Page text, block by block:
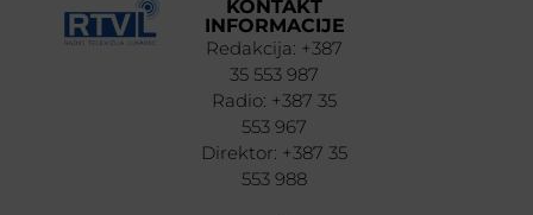
KONTAKT
INFORMACIJE
Redakcija: +387
35 553 987
Radio: +387 35
553 967
Direktor: +387 35
553 988